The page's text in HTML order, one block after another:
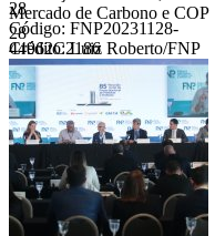
Mercado de Carbono e COP
28
28
Código: FNP20231128-
44962C2186
Crédito: Luiz Roberto/FNP